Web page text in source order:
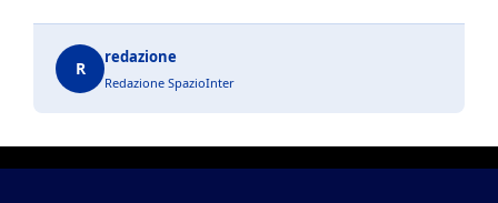
R
redazione
Redazione SpazioInter